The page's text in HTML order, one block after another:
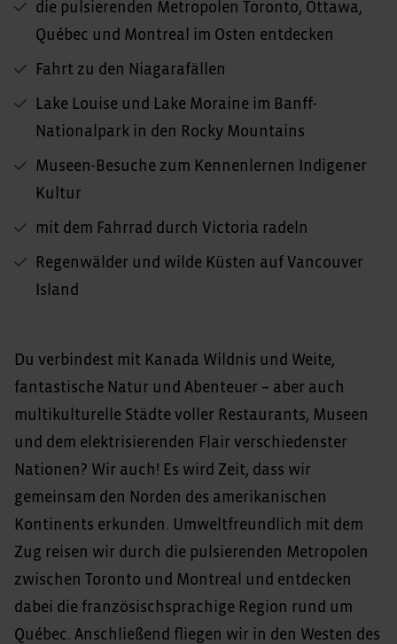
die pulsierenden Metropolen Toronto, Ottawa,
Québec und Montreal im Osten entdecken
Fahrt zu den Niagarafällen
Lake Louise und Lake Moraine im Banff-
Nationalpark in den Rocky Mountains
Museen-Besuche zum Kennenlernen Indigener
Kultur
mit dem Fahrrad durch Victoria radeln
Regenwälder und wilde Küsten auf Vancouver
Island
Du verbindest mit Kanada Wildnis und Weite,
fantastische Natur und Abenteuer – aber auch
multikulturelle Städte voller Restaurants, Museen
und dem elektrisierenden Flair verschiedenster
Nationen? Wir auch! Es wird Zeit, dass wir
gemeinsam den Norden des amerikanischen
Kontinents erkunden. Umweltfreundlich mit dem
Zug reisen wir durch die pulsierenden Metropolen
zwischen Toronto und Montreal und entdecken
dabei die französischsprachige Region rund um
Québec. Anschließend fliegen wir in den Westen des